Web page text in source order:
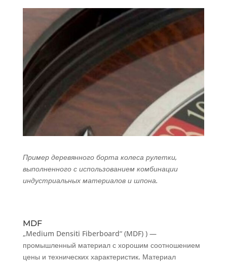
Пример деревянного борта колеса рулетки,
выполненного с использованием комбинации
индустриальных материалов и шпона.
MDF
„Medium Densiti Fiberboard“ (MDF) ) —
промышленный материал с хорошим соотношением
цены и технических характеристик. Материал